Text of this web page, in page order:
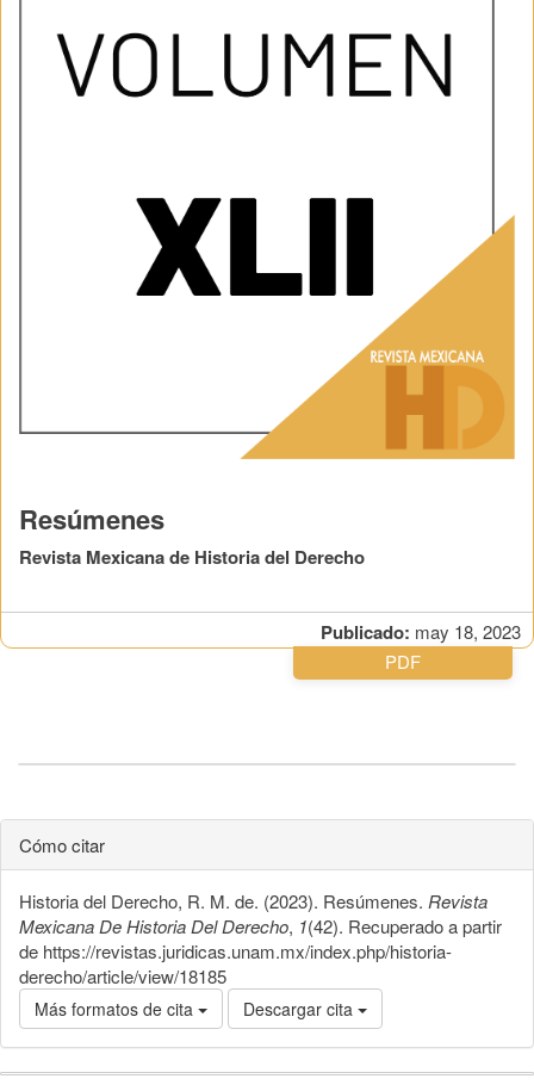
Publicado: may 18, 2023
Resúmenes
Revista Mexicana de Historia del Derecho
PDF
Cómo citar
Historia del Derecho, R. M. de. (2023). Resúmenes. Revista
Mexicana De Historia Del Derecho, 1(42). Recuperado a partir
de https://revistas.juridicas.unam.mx/index.php/historia-
derecho/article/view/18185
Más formatos de cita Descargar cita